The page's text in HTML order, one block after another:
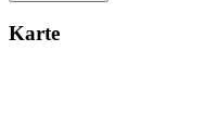
Karte